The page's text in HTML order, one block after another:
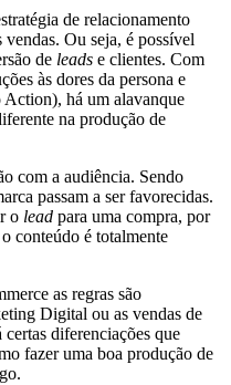
de relacionamento
Ou seja, é possível
de leads e clientes. Com
às dores da persona e
há um alavanque
na produção de
com a audiência. Sendo
passam a ser favorecidas.
o lead para uma compra, por
conteúdo é totalmente
as regras são
Digital ou as vendas de
diferenciações que
fazer uma boa produção de